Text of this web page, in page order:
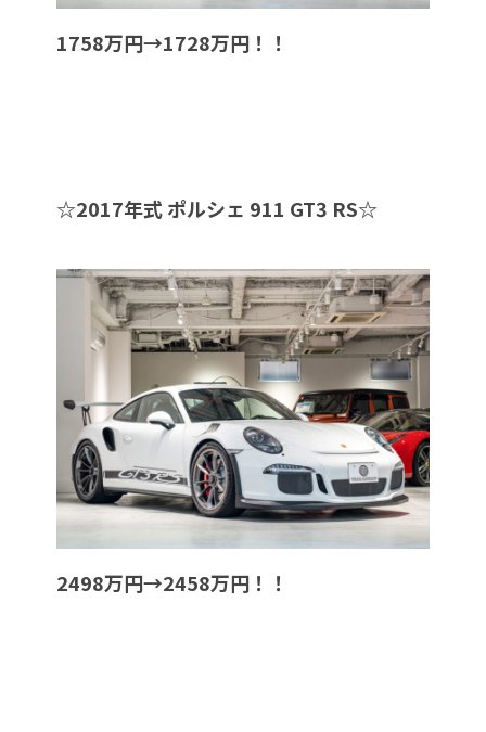
1758万円→1728万円！！
☆2017年式 ポルシェ 911 GT3 RS☆
2498万円→2458万円！！